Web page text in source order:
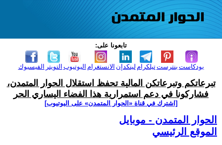
تابعونا على:
الفيسبوك التويتر اليوتيوب الانستغرام لينكدإن تيلكرامبنترست بودكاست
تبرعاتكم وتبرعاتكن المالية تحفظ استقلال الحوار المتمدن،
فشاركونا في دعم استمرارية هذا الفضاء اليساري الحر
[اشترك في قناة ‫«الحوار المتمدن» على اليوتيوب]
الحوار المتمدن - موبايل
الموقع الرئيسي